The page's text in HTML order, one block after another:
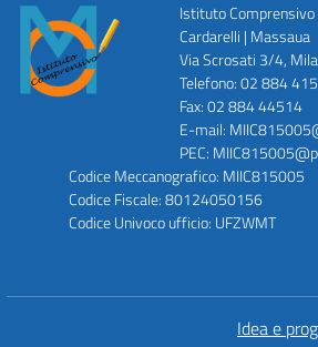
Istituto
Cardarelli | Massaua
Via Scrosati 3/4,
Telefono: 02 884
Fax: 02 884 44514
E-mail:
PEC:
Codice Meccanografico: MIIC815005
Codice Fiscale: 80124050156
Codice Univoco ufficio: UFZWMT
Idea e